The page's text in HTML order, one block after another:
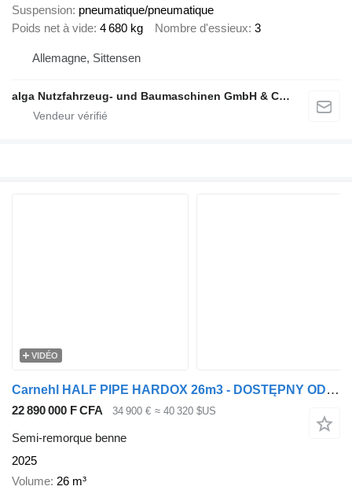
Suspension pneumatique/pneumatique
Poids net à vide 4 680 kg Nombre d'essieux 3
Allemagne, Sittensen
alga Nutzfahrzeug- und Baumaschinen GmbH & Co. KG
VIDÉO
Carnehl HALF PIPE HARDOX 26m3 - DOSTĘPNY OD RĘKI
22 890 000 F CFA 34 900 € ≈ 40 320 $US
Semi-remorque benne
2025
Volume 26 m³